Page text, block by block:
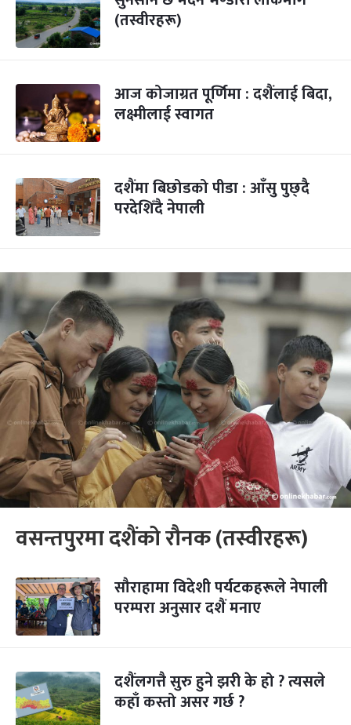
(तस्वीरहरू)
आज कोजाग्रत पूर्णिमा : दशैंलाई बिदा,
लक्ष्मीलाई स्वागत
दशैंमा बिछोडको पीडा : आँसु पुछ्दै
परदेशिँदै नेपाली
वसन्तपुरमा दशैंको रौनक (तस्वीरहरू)
सौराहामा विदेशी पर्यटकहरूले नेपाली
परम्परा अनुसार दशैं मनाए
दशैंलगत्तै सुरु हुने झरी के हो ? त्यसले
कहाँ कस्तो असर गर्छ ?